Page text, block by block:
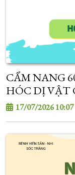
CẨM NANG
HÓC DỊ VẬT
17/07/2026 10:07